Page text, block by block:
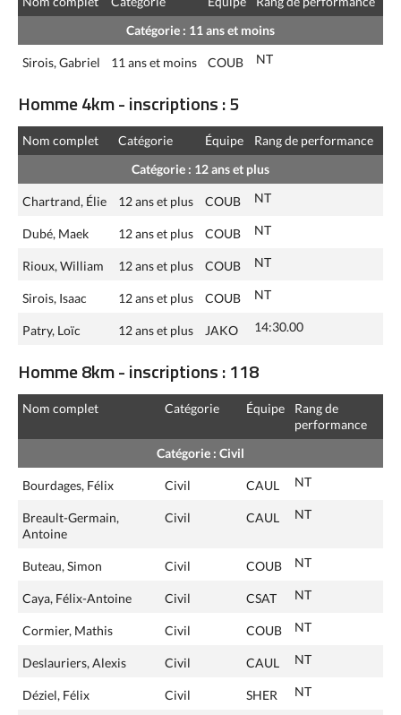
Catégorie : 11 ans et moins
Sirois, Gabriel 11 ans et moins COUB NT
Homme 4km - inscriptions : 5
Nom complet Catégorie Équipe
Rang de performance
Catégorie : 12 ans et plus
Chartrand, Élie 12 ans et plus COUB NT
Dubé, Maek 12 ans et plus COUB NT
Rioux, William 12 ans et plus COUB NT
Sirois, Isaac 12 ans et plus COUB NT
Patry, Loïc 12 ans et plus JAKO 14:30.00
Homme 8km - inscriptions : 118
Nom complet Catégorie Équipe
Rang de
performance
Catégorie : Civil
Bourdages, Félix Civil CAUL NT
Breault-Germain,
Antoine
Civil CAUL NT
Buteau, Simon Civil COUB NT
Caya, Félix-Antoine Civil CSAT NT
Cormier, Mathis Civil COUB NT
Deslauriers, Alexis Civil CAUL NT
Déziel, Félix Civil SHER NT